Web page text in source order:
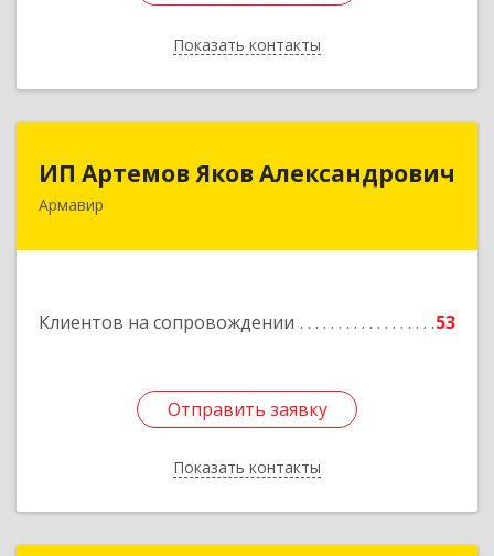
Показать контакты
Назад
ИП Артемов Яков Александрович
Армавир
Клиентов на сопровождении 53
Отправить заявку
Показать контакты
Отправить заявку
Назад